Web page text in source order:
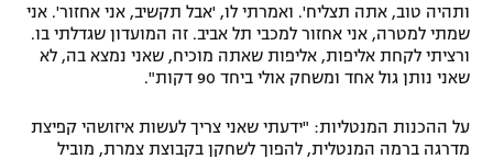
ותהיה טוב, אתה תצליח'. ואמרתי לו, 'אבל תקשיב, אני אחזור'. אני
שמתי למטרה, אני אחזור למכבי תל אביב. זה המועדון שגדלתי בו.
ורציתי לקחת אליפות, אליפות שאתה מוכיח, שאני נמצא בה, לא
שאני נותן גול אחד ומשחק אולי ביחד 90 דקות".
על ההכנות המנטליות: "ידעתי שאני צריך לעשות איזושהי קפיצת
מדרגה ברמה המנטלית, להפוך לשחקן בקבוצת צמרת, מוביל